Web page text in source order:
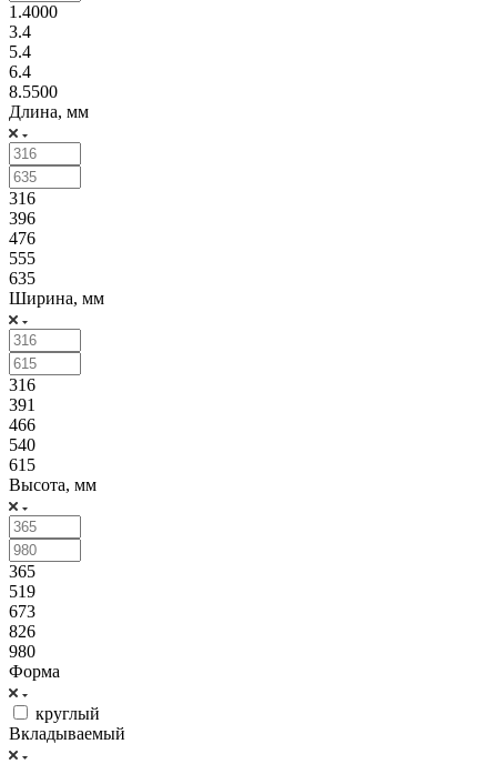
1.4000
3.4
5.4
6.4
8.5500
Длина, мм
316
396
476
555
635
Ширина, мм
316
391
466
540
615
Высота, мм
365
519
673
826
980
Форма
круглый
Вкладываемый